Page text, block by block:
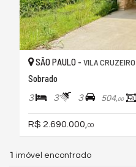
SÃO PAULO - VILA CRUZEIRO
Sobrado
3 3 3 504,00
R$ 2.690.000, 00
1 imóvel encontrado